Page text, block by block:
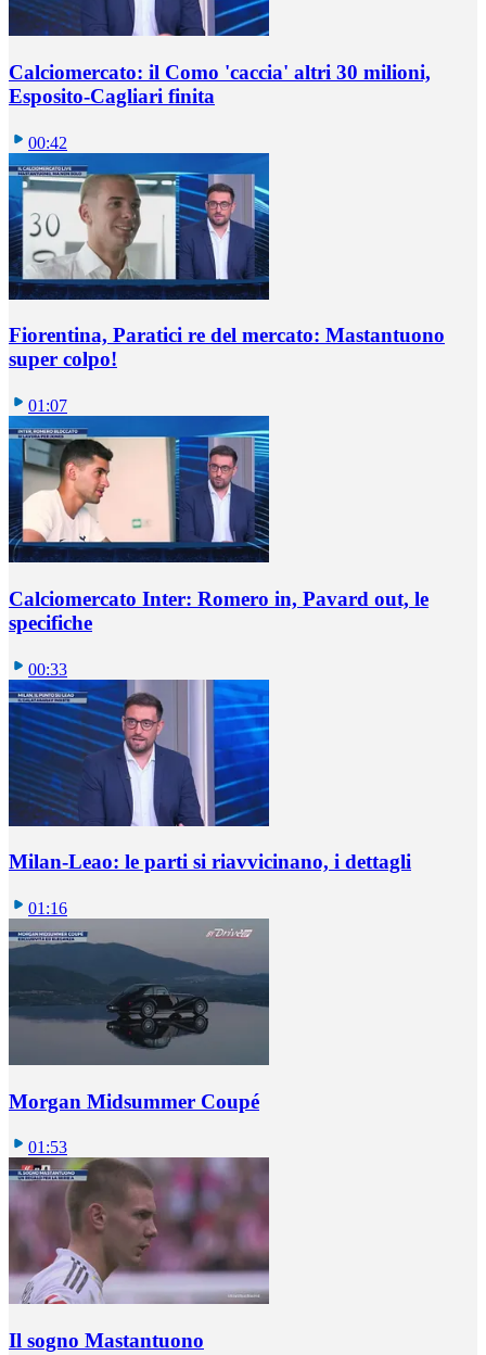
Calciomercato: il Como 'caccia' altri 30 milioni,
Esposito-Cagliari finita
00:42
Fiorentina, Paratici re del mercato: Mastantuono
super colpo!
01:07
Calciomercato Inter: Romero in, Pavard out, le
specifiche
00:33
Milan-Leao: le parti si riavvicinano, i dettagli
01:16
Morgan Midsummer Coupé
01:53
Il sogno Mastantuono